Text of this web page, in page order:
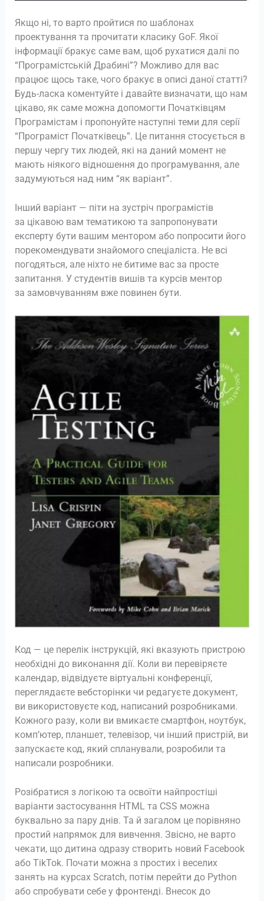
Якщо ні, то варто пройтися по шаблонах
проектування та прочитати класику GoF. Якої
інформації бракує саме вам, щоб рухатися далі по
“Програмістській Драбині”? Можливо для вас
працює щось таке, чого бракує в описі даної статті?
Будь-ласка коментуйте і давайте визначати, що нам
цікаво, як саме можна допомогти Початківцям
Програмістам і пропонуйте наступні теми для серії
“Програміст Початківець”. Це питання стосується в
першу чергу тих людей, які на даний момент не
мають ніякого відношення до програмування, але
задумуються над ним “як варіант”.
Інший варіант — піти на зустріч програмістів
за цікавою вам тематикою та запропонувати
експерту бути вашим ментором або попросити його
порекомендувати знайомого спеціаліста. Не всі
погодяться, але ніхто не битиме вас за просте
запитання. У студентів вишів та курсів ментор
за замовчуванням вже повинен бути.
Код — це перелік інструкцій, які вказують пристрою
необхідні до виконання дії. Коли ви перевіряєте
календар, відвідуєте віртуальні конференції,
переглядаєте вебсторінки чи редагуєте документ,
ви використовуєте код, написаний розробниками.
Кожного разу, коли ви вмикаєте смартфон, ноутбук,
комп’ютер, планшет, телевізор, чи інший пристрій, ви
запускаєте код, який спланували, розробили та
написали розробники.
Розібратися з логікою та освоїти найпростіші
варіанти застосування HTML та CSS можна
буквально за пару днів. Та й загалом це порівняно
простий напрямок для вивчення. Звісно, не варто
чекати, що дитина одразу створить новий Facebook
або TikTok. Почати можна з простих і веселих
занять на курсах Scratch, потім перейти до Python
або спробувати себе у фронтенді. Внесок до